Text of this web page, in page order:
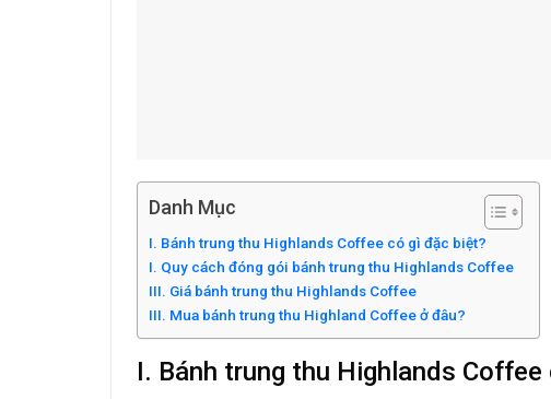
Danh Mục
I. Bánh trung thu Highlands Coffee có gì đặc biệt?
I. Quy cách đóng gói bánh trung thu Highlands Coffee
III. Giá bánh trung thu Highlands Coffee
III. Mua bánh trung thu Highland Coffee ở đâu?
I. Bánh trung thu Highlands